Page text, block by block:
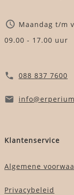
Maandag t/m
09.00 - 17.00 uur
088 837 7600
info@erperium
Klantenservice
Algemene
Privacybeleid